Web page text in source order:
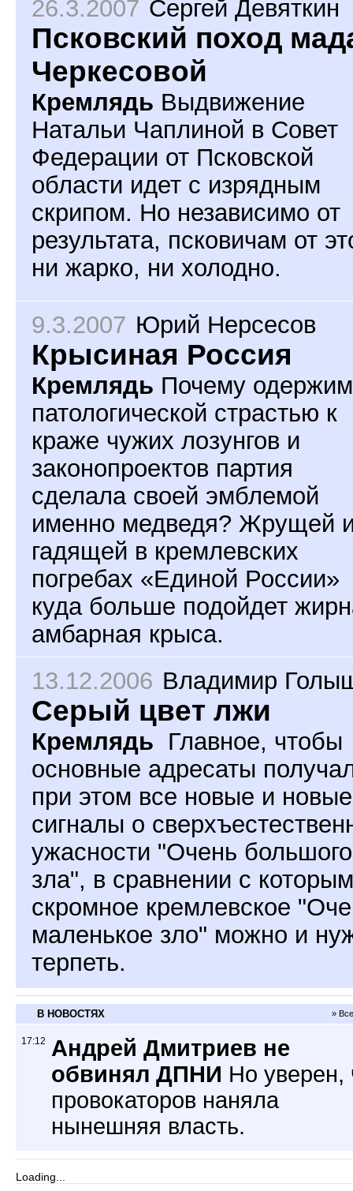
26.3.2007 Сергей Девяткин
Псковский поход
Черкесовой
Кремлядь Выдвижение
Натальи Чаплиной в Совет
Федерации от Псковской
области идет с изрядным
скрипом. Но независимо от
результата, псковичам от
ни жарко, ни холодно.
9.3.2007 Юрий Нерсесов
Крысиная Россия
Кремлядь Почему
патологической страстью к
краже чужих лозунгов и
законопроектов партия
сделала своей эмблемой
именно медведя? Жрущей
гадящей в кремлевских
погребах «Единой России»
куда больше подойдет
амбарная крыса.
13.12.2006 Владимир
Серый цвет лжи
Кремлядь
Главное, чтобы
основные адресаты
при этом все новые и новые
сигналы о
ужасности "Очень большого
зла", в сравнении с которым
скромное кремлевское
маленькое зло" можно и
терпеть.
В НОВОСТЯХ »
17:12
Андрей Дмитриев не
обвинял ДПНИ Но уверен,
провокаторов наняла
нынешняя власть.
Loading...